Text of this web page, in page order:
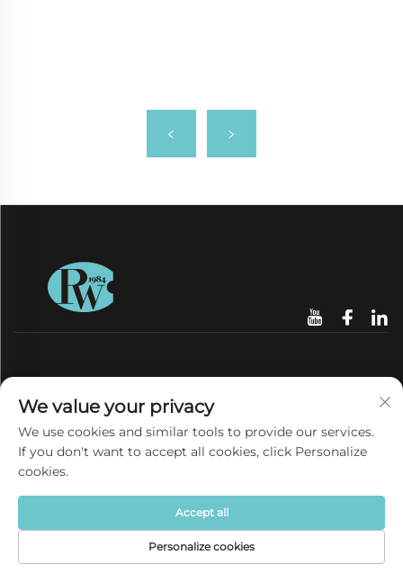
उत्पादनहरू
अलीबाबा बाट
समाचार
हामीलाई सम्पर्क गर्नुहोस
गृहपृष्ठ उत्पादन बारेमा संपर्क
We value your privacy
We use cookies and similar tools to provide our services.
If you don't want to accept all cookies, click Personalize
cookies.
Personalize cookies
Accept all